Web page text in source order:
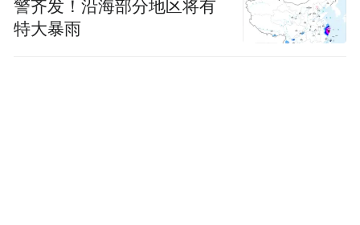
警齐发！沿海部分地区将有
特大暴雨